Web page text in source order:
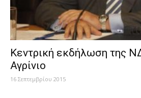
Κεντρική εκδήλωση της
Αγρίνιο
16 Σεπτεμβρίου 2015